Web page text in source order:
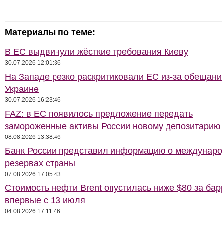
Материалы по теме:
В ЕС выдвинули жёсткие требования Киеву
30.07.2026 12:01:36
На Западе резко раскритиковали ЕС из-за
Украине
30.07.2026 16:23:46
FAZ: в ЕС появилось предложение передать
замороженные активы России новому депозитарию
08.08.2026 13:38:46
Банк России представил информацию о
резервах страны
07.08.2026 17:05:43
Стоимость нефти Brent опустилась ниже $80 за
впервые с 13 июля
04.08.2026 17:11:46